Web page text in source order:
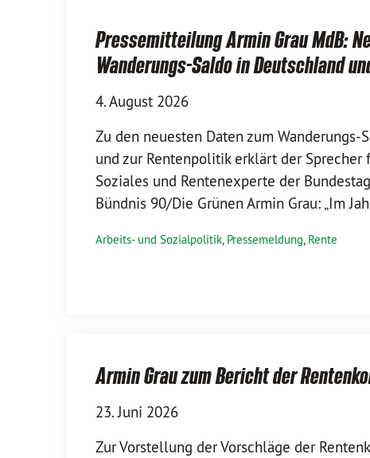
Pressemitteilung Armin Grau MdB:
Wanderungs-Saldo in Deutschland
4. August 2026
Zu den neuesten Daten zum Wanderungs-
und zur Rentenpolitik erklärt der Sprecher
Soziales und Rentenexperte der
Bündnis 90/Die Grünen Armin Grau: „Im
Arbeits- und Sozialpolitik, Pressemeldung, Rente
Armin Grau zum Bericht der
23. Juni 2026
Zur Vorstellung der Vorschläge der